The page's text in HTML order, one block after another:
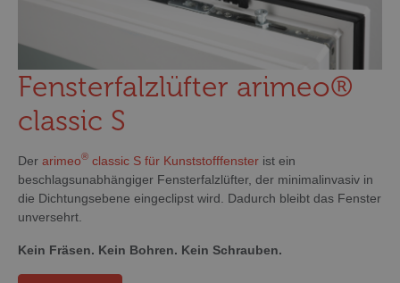
Fensterfalzlüfter arimeo®
classic S
Der arimeo® classic S für Kunststofffenster ist ein
beschlagsunabhängiger Fensterfalzlüfter, der minimalinvasiv in
die Dichtungsebene eingeclipst wird. Dadurch bleibt das Fenster
unversehrt.
Kein Fräsen. Kein Bohren. Kein Schrauben.